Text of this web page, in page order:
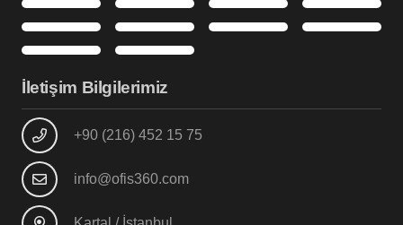
İletişim Bilgilerimiz
+90 (216) 452 15 75
info@ofis360.com